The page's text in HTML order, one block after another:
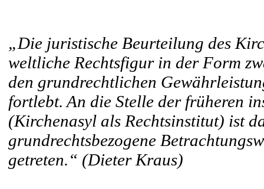
„Die juristische Beurteilung des
weltliche Rechtsfigur in der Form
den grundrechtlichen
fortlebt. An die Stelle der früheren
(Kirchenasyl als Rechtsinstitut) ist
grundrechtsbezogene
getreten.“ (Dieter Kraus)